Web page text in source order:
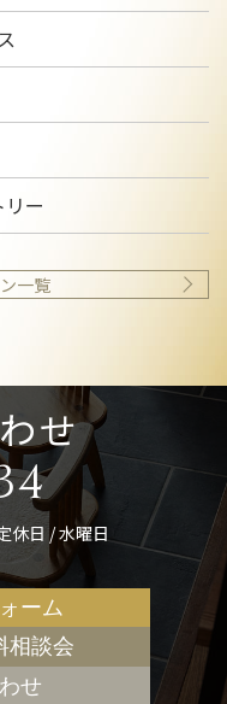
ー
一覧
せ
休日 / 水曜日
ーム
相談会
せ